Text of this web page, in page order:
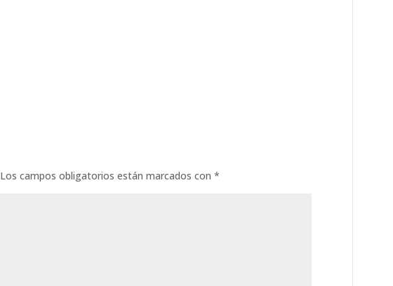
Los campos obligatorios están marcados con*